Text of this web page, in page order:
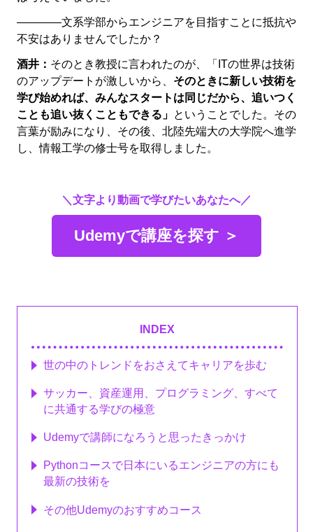
――――文系学部からエンジニアを目指すことに抵抗や
不安はありませんでしたか？
酒井： そのとき教授に言われたのが、「ITの世界は技術
のアップデートが激しいから、 そのときに新しい技術を
学び始めれば、みんなスタートは同じだから、追いつく
ことも追い抜くこともできる」 ということでした。その
言葉が励みになり、その後、北陸先端大の大学院へ進学
し、情報工学の修士号を取得しました。
＼文字より動画で学びたいあなたへ／
Udemyで講座を探す ＞
INDEX
世の中のトレンドをおさえてキャリアを歩む
サッカー、資産運用、プログラミング、すべて
に共通する学びの極意
Udemyで講師になろうと思ったきっかけ
Pythonコースで日本にいるエンジニアの方にも
最新の技術を
その他Udemyのおすすめコース